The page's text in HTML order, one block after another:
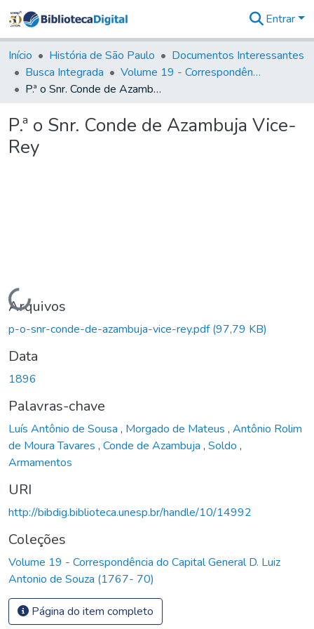
&
Coleções
Tudo na
Biblioteca
Estatísticas
Entrar
Início História de São Paulo
Documentos Interessantes
Busca Integrada
Volume 19 - Correspondência do Capital General D. Luiz Antonio de Souza (1767- 70)
P.ª o Snr. Conde de Azambuja Vice-Rey
P.ª o Snr. Conde de Azambuja Vice-
Rey
Carregando...
Arquivos
p-o-snr-conde-de-azambuja-vice-rey.pdf(97,79 KB)
Data
1896
Palavras-chave
Luís Antônio de Sousa , Morgado de Mateus , Antônio Rolim
de Moura Tavares , Conde de Azambuja , Soldo ,
Armamentos
URI
http://bibdig.biblioteca.unesp.br/handle/10/14992
Coleções
Volume 19 - Correspondência do Capital General D. Luiz
Antonio de Souza (1767- 70)
Página do item completo